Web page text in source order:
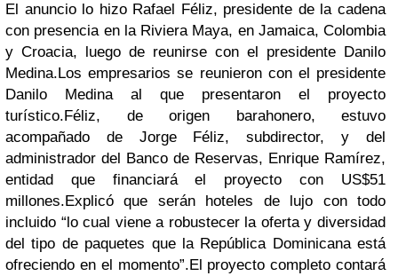
El anuncio lo hizo Rafael Féliz, presidente de la cadena
con presencia en la Riviera Maya, en Jamaica, Colombia
y Croacia, luego de reunirse con el presidente Danilo
Medina.Los empresarios se reunieron con el presidente
Danilo Medina al que presentaron el proyecto
turístico.Féliz, de origen barahonero, estuvo
acompañado de Jorge Féliz, subdirector, y del
administrador del Banco de Reservas, Enrique Ramírez,
entidad que financiará el proyecto con US$51
millones.Explicó que serán hoteles de lujo con todo
incluido “lo cual viene a robustecer la oferta y diversidad
del tipo de paquetes que la República Dominicana está
ofreciendo en el momento”.El proyecto completo contará